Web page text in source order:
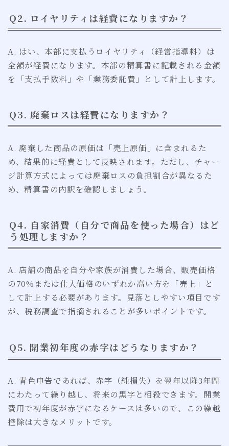
Q2. ロイヤリティは経費になりますか？
A. はい、本部に支払うロイヤリティ（経営指導料）は
全額が経費になります。本部の精算書に記載される金額
を「支払手数料」や「業務委託費」として計上します。
Q3. 廃棄ロスは経費になりますか？
A. 廃棄した商品の原価は「売上原価」に含まれるた
め、結果的に経費として反映されます。ただし、チャー
ジ計算方式によっては廃棄ロスの負担割合が異なるた
め、精算書の内訳を確認しましょう。
Q4. 自家消費（自分で商品を使った場合）はど
う処理しますか？
A. 店舗の商品を自分や家族が消費した場合、販売価格
の70%または仕入価格のいずれか高い方を「売上」と
して計上する必要があります。見落としやすい項目です
が、税務調査で指摘されることが多いポイントです。
Q5. 開業初年度の赤字はどうなりますか？
A. 青色申告であれば、赤字（純損失）を翌年以降3年間
にわたって繰り越し、将来の黒字と相殺できます。開業
費用で初年度が赤字になるケースは多いので、この繰越
控除は大きなメリットです。